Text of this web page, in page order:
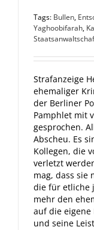
Tags: Bullen,
Yaghoobifarah,
Strafanzeige
ehemaliger
der Berliner
Pamphlet mit
gesprochen.
Abscheu. Es
Kollegen, die
verletzt
mag, dass sie
die für etliche
mehr den
auf die eigene
und seine